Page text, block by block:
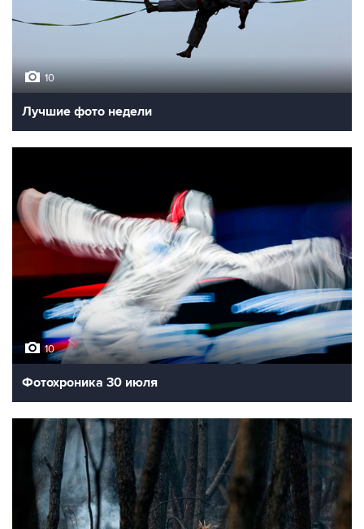
10
Лучшие фото недели
10
Фотохроника 30 июля